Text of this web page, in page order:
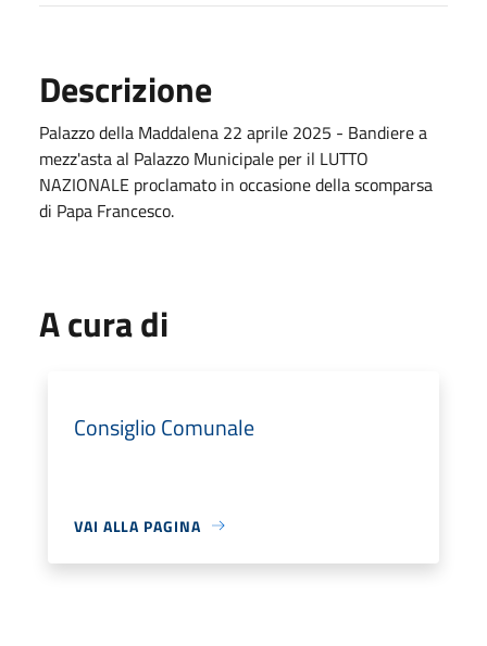
Descrizione
Palazzo della Maddalena 22 aprile 2025 - Bandiere a
mezz'asta al Palazzo Municipale per il LUTTO
NAZIONALE proclamato in occasione della scomparsa
di Papa Francesco.
A cura di
Consiglio Comunale
VAI ALLA PAGINA